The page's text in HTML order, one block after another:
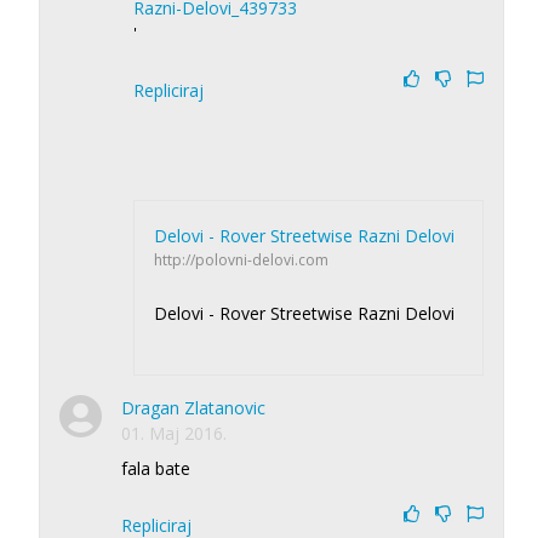
Razni-Delovi_439733
'
Repliciraj
Delovi - Rover Streetwise Razni Delovi
http://polovni-delovi.com
Delovi - Rover Streetwise Razni Delovi
Dragan Zlatanovic
01. Maj 2016.
fala bate
Repliciraj